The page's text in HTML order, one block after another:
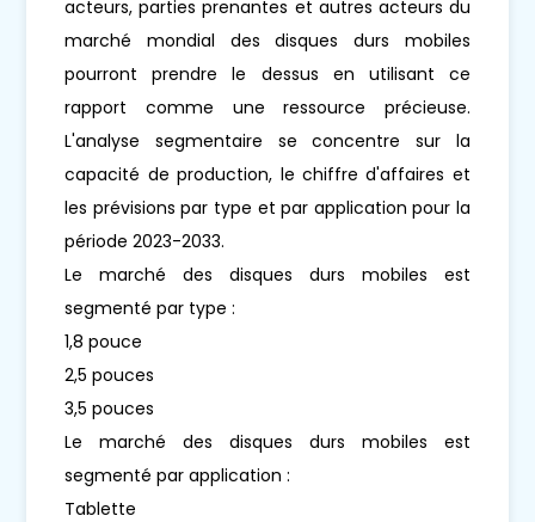
acteurs, parties prenantes et autres acteurs du
marché mondial des disques durs mobiles
pourront prendre le dessus en utilisant ce
rapport comme une ressource précieuse.
L'analyse segmentaire se concentre sur la
capacité de production, le chiffre d'affaires et
les prévisions par type et par application pour la
période 2023-2033.
Le marché des disques durs mobiles est
segmenté par type :
1,8 pouce
2,5 pouces
3,5 pouces
Le marché des disques durs mobiles est
segmenté par application :
Tablette